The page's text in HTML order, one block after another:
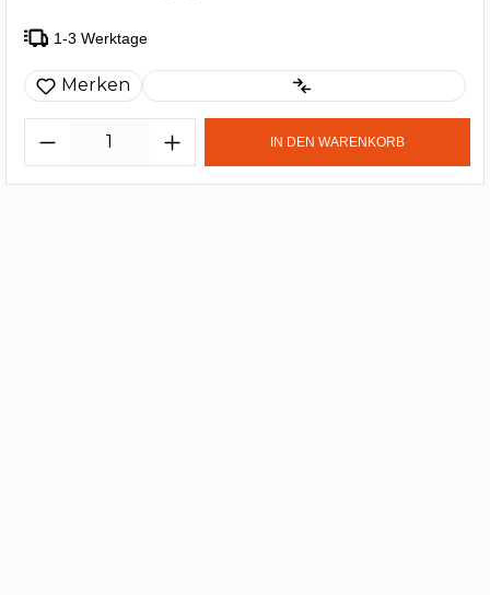
1-3 Werktage
Merken
IN DEN WARENKORB